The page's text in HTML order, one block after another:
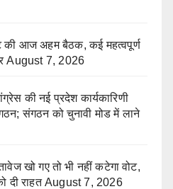
की आज अहम बैठक, कई महत्वपूर्ण
August 7, 2026
की नई प्रदेश कार्यकारिणी
संगठन को चुनावी मोड में लाने
खो गए तो भी नहीं कटेगा वोट,
दी राहत August 7, 2026